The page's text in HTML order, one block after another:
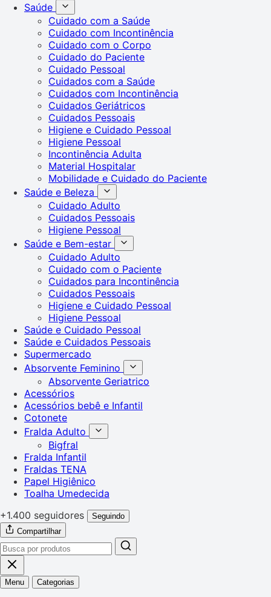
Saúde
Cuidado com a Saúde
Cuidado com Incontinência
Cuidado com o Corpo
Cuidado do Paciente
Cuidado Pessoal
Cuidados com a Saúde
Cuidados com Incontinência
Cuidados Geriátricos
Cuidados Pessoais
Higiene e Cuidado Pessoal
Higiene Pessoal
Incontinência Adulta
Material Hospitalar
Mobilidade e Cuidado do Paciente
Saúde e Beleza
Cuidado Adulto
Cuidados Pessoais
Higiene Pessoal
Saúde e Bem-estar
Cuidado Adulto
Cuidado com o Paciente
Cuidados para Incontinência
Cuidados Pessoais
Higiene e Cuidado Pessoal
Higiene Pessoal
Saúde e Cuidado Pessoal
Saúde e Cuidados Pessoais
Supermercado
Absorvente Feminino
Absorvente Geriatrico
Acessórios
Acessórios bebê e Infantil
Cotonete
Fralda Adulto
Bigfral
Fralda Infantil
Fraldas TENA
Papel Higiênico
Toalha Umedecida
+1.400 seguidores
Seguindo
Compartilhar
Menu Categorias